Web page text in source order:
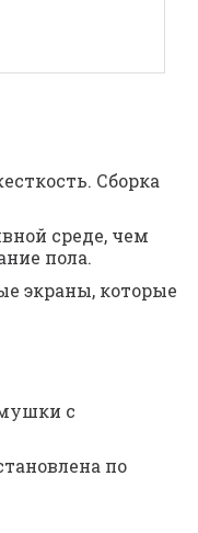
Сборка
среде, чем
пола.
экраны, которые
с
по